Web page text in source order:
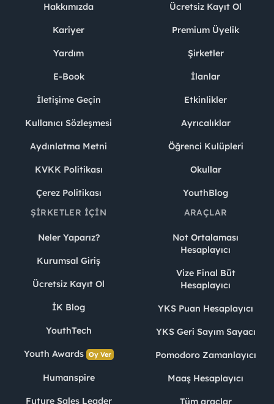
Hakkımızda
Kariyer
Yardım
E-Book
İletişime Geçin
Kullanıcı Sözleşmesi
Aydınlatma Metni
KVKK Politikası
Çerez Politikası
Ücretsiz Kayıt Ol
Premium Üyelik
Şirketler
İlanlar
Etkinlikler
Ayrıcalıklar
Öğrenci Kulüpleri
Okullar
YouthBlog
ŞIRKETLER İÇIN
Neler Yaparız?
Kurumsal Giriş
Ücretsiz Kayıt Ol
İK Blog
YouthTech
Youth Awards Oy Ver
Humanspire
Future Sales Leader
ARAÇLAR
Not Ortalaması
Hesaplayıcı
Vize Final Büt
Hesaplayıcı
YKS Puan Hesaplayıcı
YKS Geri Sayım Sayacı
Pomodoro Zamanlayıcı
Maaş Hesaplayıcı
Tüm araçlar